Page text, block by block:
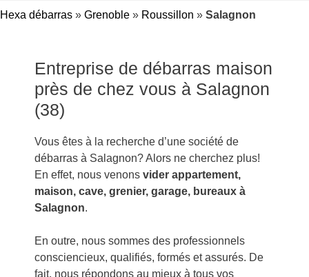
Hexa débarras » Grenoble » Roussillon » Salagnon
Entreprise de débarras maison
près de chez vous à Salagnon
(38)
Vous êtes à la recherche d’une société de
débarras à Salagnon? Alors ne cherchez plus!
En effet, nous venons vider appartement,
maison, cave, grenier, garage, bureaux à
Salagnon.
En outre, nous sommes des professionnels
consciencieux, qualifiés, formés et assurés. De
fait, nous répondons au mieux à tous vos